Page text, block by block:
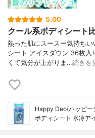
5.00
クール系ボディシート
熱った肌にスースー気持ち
シート アイスダウン 36枚
くて気分が上がりま…続きを
Happy Deo(ハッピー
ボディシート 氷冷ア